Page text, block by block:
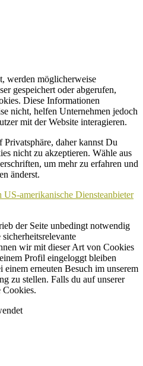
werden möglicherweise
gespeichert oder abgerufen,
Diese Informationen
nicht, helfen Unternehmen jedoch
mit der Website interagieren.
daher kannst Du
nicht zu akzeptieren. Wähle aus
um mehr zu erfahren und
änderst.
amerikanische Diensteanbieter
der Seite unbedingt notwendig
wir mit dieser Art von Cookies
Profil eingeloggt bleiben
einem erneuten Besuch im unserem
zu stellen. Falls du auf unserer
Cookies.